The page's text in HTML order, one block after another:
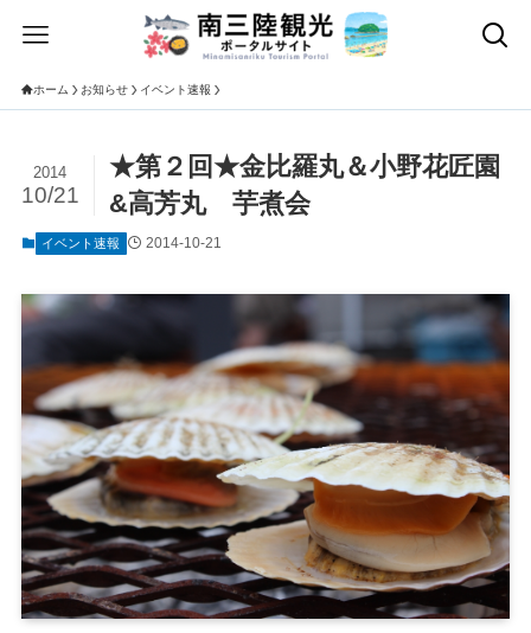
ホーム お知らせ イベント速報
★第２回★金比羅丸＆小野花匠園
&高芳丸 芋煮会
2014
10/21
イベント速報 2014-10-21